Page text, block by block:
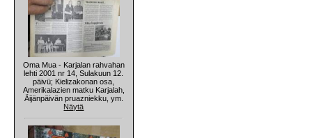
Oma Mua - Karjalan rahvahan
lehti 2001 nr 14, Sulakuun 12.
päivü; Kielizakonan osa,
Amerikalazien matku Karjalah,
Äijänpäivän pruazniekku, ym.
Näytä